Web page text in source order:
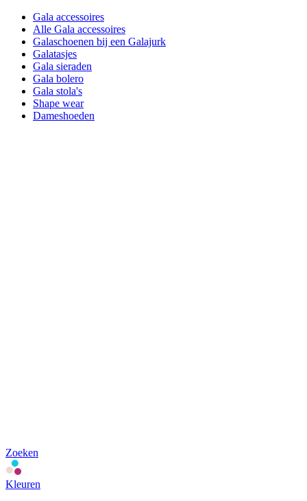
Gala accessoires
Alle Gala accessoires
Galaschoenen bij een Galajurk
Galatasjes
Gala sieraden
Gala bolero
Gala stola's
Shape wear
Dameshoeden
Zoeken
Kleuren